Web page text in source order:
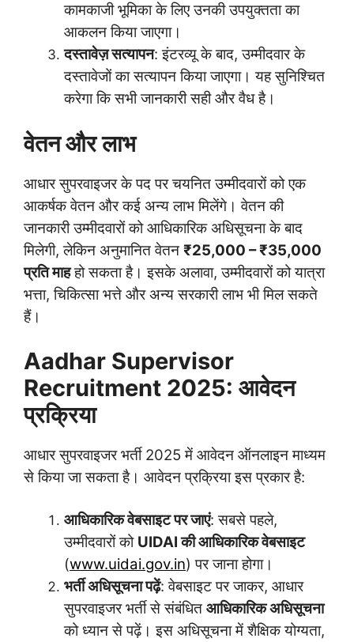
कामकाजी भूमिका के लिए उनकी उपयुक्तता का
आकलन किया जाएगा।
दस्तावेज़ सत्यापन: इंटरव्यू के बाद, उम्मीदवार के
दस्तावेजों का सत्यापन किया जाएगा। यह सुनिश्चित
करेगा कि सभी जानकारी सही और वैध है।
वेतन और लाभ
आधार सुपरवाइजर के पद पर चयनित उम्मीदवारों को एक
आकर्षक वेतन और कई अन्य लाभ मिलेंगे। वेतन की
जानकारी उम्मीदवारों को आधिकारिक अधिसूचना के बाद
मिलेगी, लेकिन अनुमानित वेतन ₹25,000 – ₹35,000
प्रति माहहो सकता है। इसके अलावा, उम्मीदवारों को यात्रा
भत्ता, चिकित्सा भत्ते और अन्य सरकारी लाभ भी मिल सकते
हैं।
Aadhar Supervisor
Recruitment 2025: आवेदन
प्रक्रिया
आधार सुपरवाइजर भर्ती 2025 में आवेदन ऑनलाइन माध्यम
से किया जा सकता है। आवेदन प्रक्रिया इस प्रकार है:
आधिकारिक वेबसाइट पर जाएं: सबसे पहले,
उम्मीदवारों को UIDAI की आधिकारिक वेबसाइट
(www.uidai.gov.in) पर जाना होगा।
भर्ती अधिसूचना पढ़ें: वेबसाइट पर जाकर, आधार
सुपरवाइजर भर्ती से संबंधित आधिकारिक अधिसूचना
को ध्यान से पढ़ें। इस अधिसूचना में शैक्षिक योग्यता,